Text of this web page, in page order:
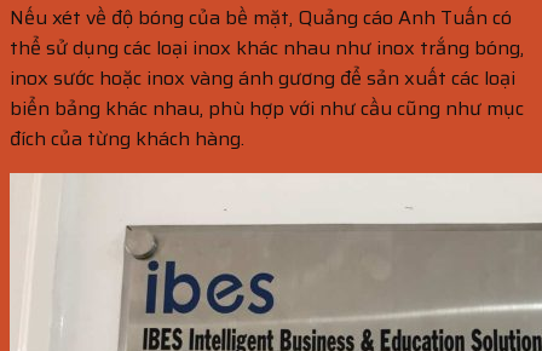
Nếu xét về độ bóng của bề mặt, Quảng cáo Anh Tuấn có
thể sử dụng các loại inox khác nhau như inox trắng bóng,
inox sước hoặc inox vàng ánh gương để sản xuất các loại
biển bảng khác nhau, phù hợp với như cầu cũng như mục
đích của từng khách hàng.